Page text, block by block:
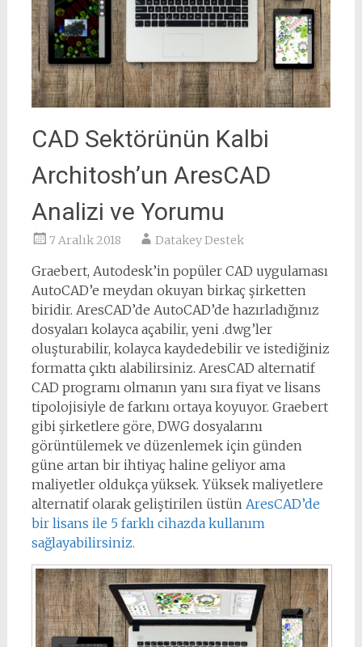
CAD Sektörünün Kalbi
Architosh’un AresCAD
Analizi ve Yorumu
7 Aralık 2018 Datakey Destek
Graebert, Autodesk’in popüler CAD uygulaması
AutoCAD’e meydan okuyan birkaç şirketten
biridir. AresCAD’de AutoCAD’de hazırladığınız
dosyaları kolayca açabilir, yeni .dwg’ler
oluşturabilir, kolayca kaydedebilir ve istediğiniz
formatta çıktı alabilirsiniz. AresCAD alternatif
CAD programı olmanın yanı sıra fiyat ve lisans
tipolojisiyle de farkını ortaya koyuyor. Graebert
gibi şirketlere göre, DWG dosyalarını
görüntülemek ve düzenlemek için günden
güne artan bir ihtiyaç haline geliyor ama
maliyetler oldukça yüksek. Yüksek maliyetlere
alternatif olarak geliştirilen üstün AresCAD’de
bir lisans ile 5 farklı cihazda kullanım
sağlayabilirsiniz.